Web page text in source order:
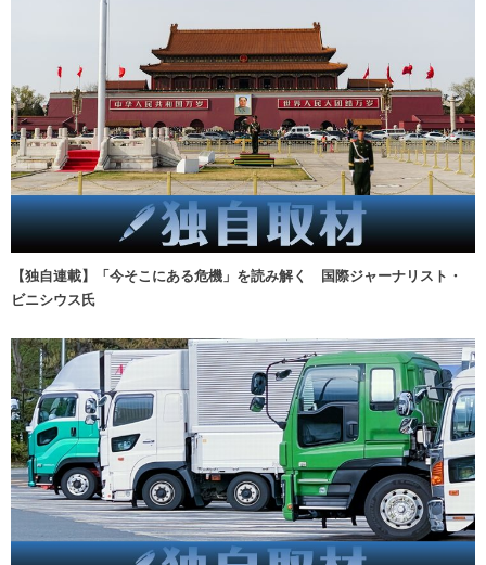
【独自連載】「今そこにある危機」を読み解く 国際ジャーナリスト・
ビニシウス氏